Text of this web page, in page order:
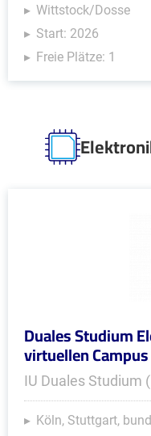
Wittstock/Dosse
Start: 2026
Freie Plätze: 1
Duales Studium
virtuellen Campus
IU Duales Studium
Köln, Stuttgart,